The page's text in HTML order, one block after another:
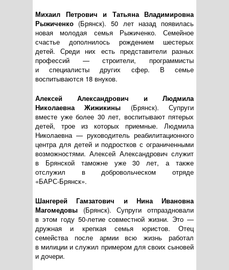
Михаил Петрович и Татьяна Владимировна
Рыжиченко (Брянск). 50 лет назад появилась
новая молодая семья Рыжиченко. Семейное
счастье дополнилось рождением шестерых
детей. Среди них есть представители разных
профессий — строители, программисты
и специалисты других сфер. В семье
воспитываются 18 внуков.
Алексей Александрович и Людмила
Николаевна Жижикины (Брянск). Супруги
вместе уже более 30 лет, воспитывают пятерых
детей, трое из которых приемные. Людмила
Николаевна — руководитель реабилитационного
центра для детей и подростков с ограниченными
возможностями. Алексей Александрович служит
в Брянской таможне уже 30 лет, а также
отслужил в добровольческом отряде
«БАРС-Брянск».
Шангерей Гамзатович и Нина Ивановна
Магомедовы (Брянск). Супруги отпраздновали
в этом году 50-летиесовместной жизни. Это —
дружная и крепкая семья юристов. Отец
семейства после армии всю жизнь работал
в милиции и служил примером для своих сыновей
и дочери.